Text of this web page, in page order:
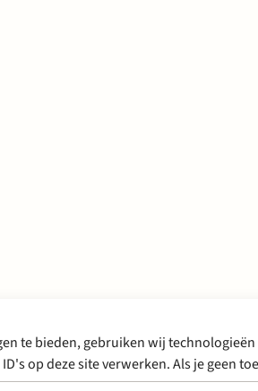
te bieden, gebruiken wij
op deze site verwerken. Als je geen